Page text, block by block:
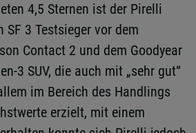
4,5 Sternen ist der Pirelli
SF 3 Testsieger vor dem
Contact 2 und dem Goodyear
3 SUV, die auch mit „sehr gut“
im Bereich des Handlings
erzielt, mit einem